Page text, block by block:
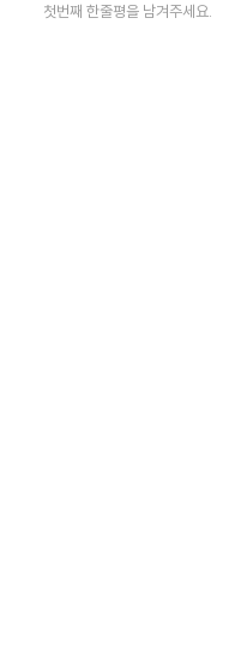
첫번째 한줄평을 남겨주세요.